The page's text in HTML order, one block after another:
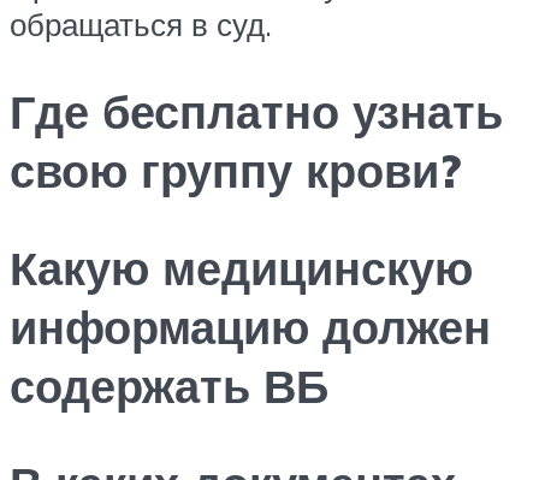
обращаться в суд.
Где бесплатно узнать
свою группу крови?
Какую медицинскую
информацию должен
содержать ВБ